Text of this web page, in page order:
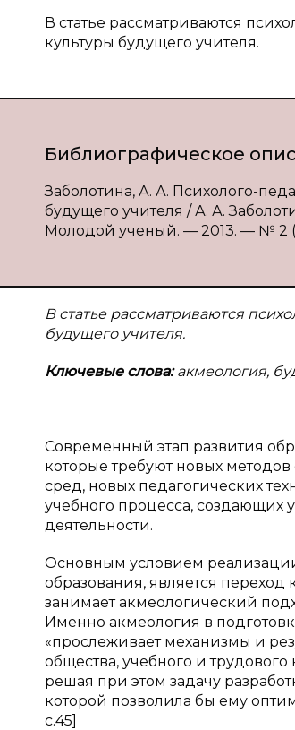
В статье рассматриваются
культуры будущего учителя.
Библиографическое
Заболотина, А. А. Психолого-
будущего учителя / А. А.
Молодой ученый. — 2013. — № 2
В статье рассматриваются
будущего учителя.
Ключевые слова:акмеология,
Современный этап развития
которые требуют новых
сред, новых педагогических
учебного процесса, создающих
деятельности.
Основным условием
образования, является
занимает акмеологический
Именно акмеология в
«прослеживает механизмы и
общества, учебного и
решая при этом задачу
которой позволила бы ему
с.45]